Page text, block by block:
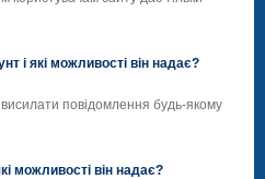
і які можливості він надає?
повідомлення будь-якому
можливості він надає?